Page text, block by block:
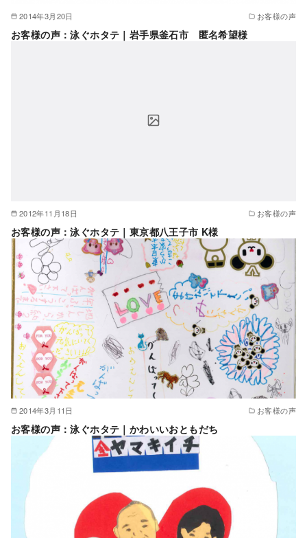
2014年3月20日 お客様の声
お客様の声：泳ぐホタテ｜岩手県釜石市 匿名希望様
2012年11月18日 お客様の声
お客様の声：泳ぐホタテ｜東京都八王子市 K様
2014年3月11日 お客様の声
お客様の声：泳ぐホタテ｜かわいいおともだち